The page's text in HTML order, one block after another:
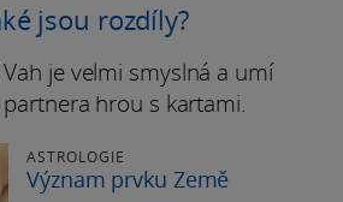
jsou rozdíly?
je velmi smyslná a umí
hrou s kartami.
ASTROLOGIE
Význam prvku Země